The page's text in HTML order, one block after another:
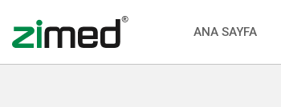
ANA SAYFA